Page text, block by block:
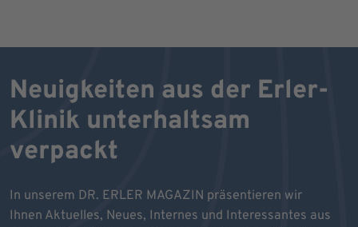
Neuigkeiten aus der Erler-
Klinik unterhaltsam
verpackt
In unserem DR. ERLER MAGAZIN präsentieren wir
Ihnen Aktuelles, Neues, Internes und Interessantes aus